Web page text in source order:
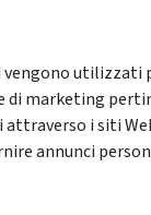
utilizzati
di marketing
i siti
annunci